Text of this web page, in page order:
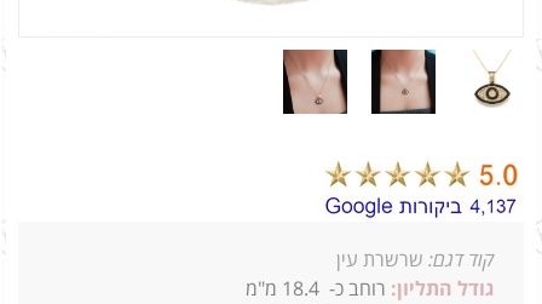
קוד דגם: שרשרת עין
גודל התליון: רוחב כ- 18.4 מ"מ